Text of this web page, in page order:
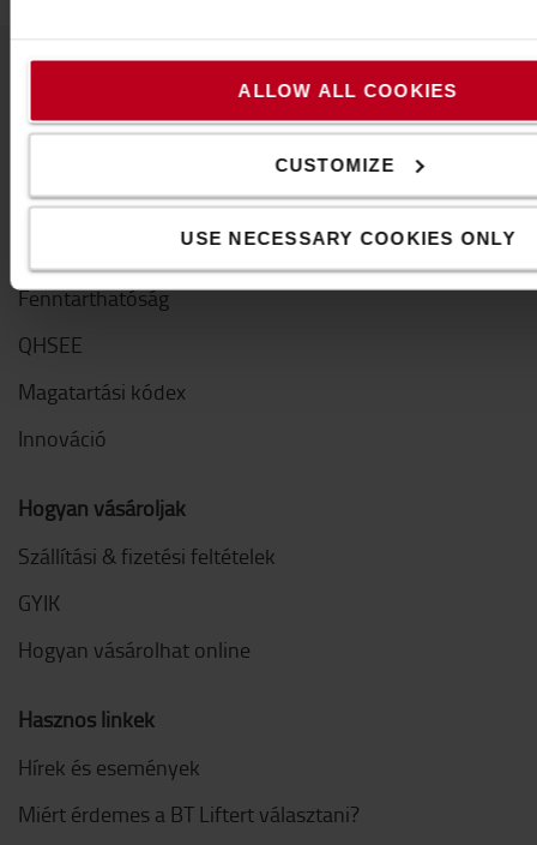
ALLOW ALL COOKIES
CUSTOMIZE
USE NECESSARY COOKIES ONLY
Miért vásároljunk Toyotát
Fenntarthatóság
QHSEE
Magatartási kódex
Innováció
Hogyan vásároljak
Szállítási & fizetési feltételek
GYIK
Hogyan vásárolhat online
Hasznos linkek
Hírek és események
Miért érdemes a BT Liftert választani?